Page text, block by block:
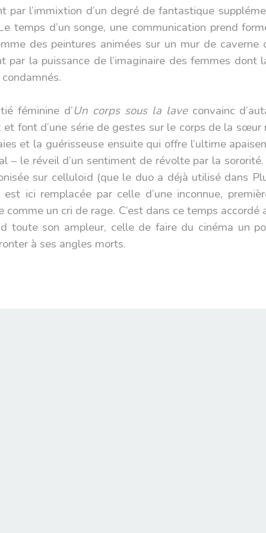
par l’immixtion d’un degré de fantastique
temps d’un songe, une communication prend
des peintures animées sur un mur de caverne
par la puissance de l’imaginaire des femmes dont
féminine d’Un corps sous la laveconvainc
font d’une série de gestes sur le corps de la
et la guérisseuse ensuite qui offre l’ultime
– le réveil d’un sentiment de révolte par la
sur celluloïd (que le duo a déjà utilisé dans
est ici remplacée par celle d’une inconnue,
comme un cri de rage. C’est dans ce temps accordé
toute son ampleur, celle de faire du cinéma un
à ses angles morts.